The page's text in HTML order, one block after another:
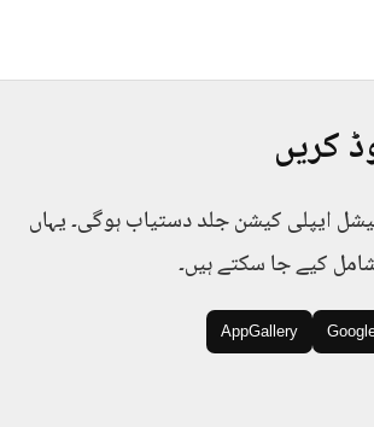
کریں
ایپلی کیشن جلد دستیاب ہوگی۔ یہاں
کیے جا سکتے ہیں۔
AppGallery